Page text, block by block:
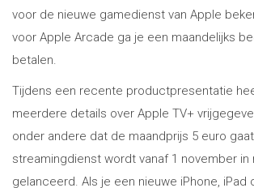
voor de nieuwe gamedienst van Apple
voor Apple Arcade ga je een maandelijks
betalen.
Tijdens een recente productpresentatie
meerdere details over Apple TV+
onder andere dat de maandprijs 5 euro
streamingdienst wordt vanaf 1 november in
gelanceerd. Als je een nieuwe iPhone, iPad